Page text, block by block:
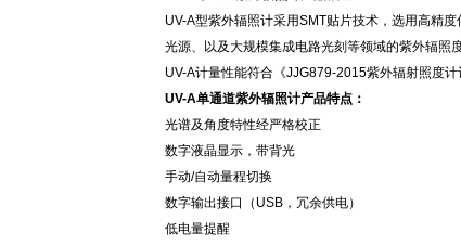
UV-A型紫外辐照计采用SMT贴片技术，选用高精
光源、以及大规模集成电路光刻等领域的紫外辐照
UV-A计量性能符合《JJG879-2015紫外辐射照度计
UV-A单通道紫外辐照计产品特点 ：
光谱及角度特性经严格校正
数字液晶显示，带背光
手动/自动量程切换
数字输出接口（ USB ，冗余供电）
低电量提醒